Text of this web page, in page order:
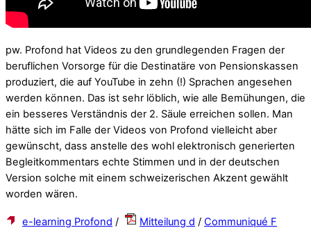
pw. Profond hat Videos zu den grundlegenden Fragen der
beruflichen Vorsorge für die Destinatäre von Pensionskassen
produziert, die auf YouTube in zehn (!) Sprachen angesehen
werden können. Das ist sehr löblich, wie alle Bemühungen, die
ein besseres Verständnis der 2. Säule erreichen sollen. Man
hätte sich im Falle der Videos von Profond vielleicht aber
gewünscht, dass anstelle des wohl elektronisch generierten
Begleitkommentars echte Stimmen und in der deutschen
Version solche mit einem schweizerischen Akzent gewählt
worden wären.
e-learning Profond / Mitteilung d / Communiqué F